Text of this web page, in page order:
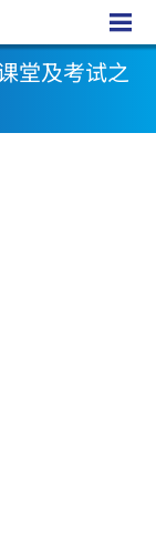
考试之安排
堂及考试之